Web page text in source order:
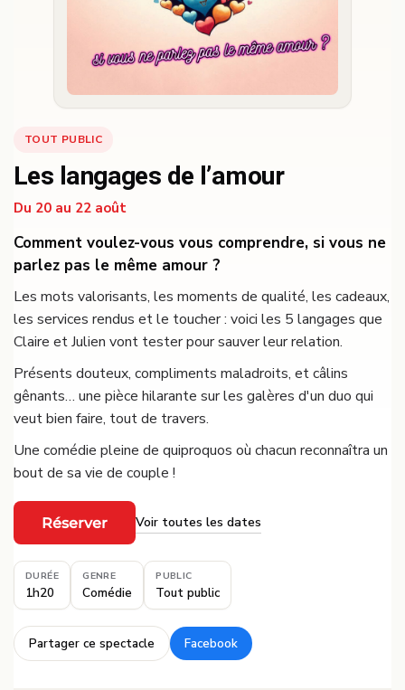
TOUT PUBLIC
Les langages de l’amour
Du 20 au 22 août
Comment voulez-vous vous comprendre, si vous ne
parlez pas le même amour ?
Les mots valorisants, les moments de qualité, les cadeaux,
les services rendus et le toucher : voici les 5 langages que
Claire et Julien vont tester pour sauver leur relation.
Présents douteux, compliments maladroits, et câlins
gênants… une pièce hilarante sur les galères d'un duo qui
veut bien faire, tout de travers.
Une comédie pleine de quiproquos où chacun reconnaîtra un
bout de sa vie de couple !
Réserver
·
Voir toutes les dates
DURÉE
1h20
GENRE
Comédie
PUBLIC
Tout public
Partager ce spectacle
·
Facebook